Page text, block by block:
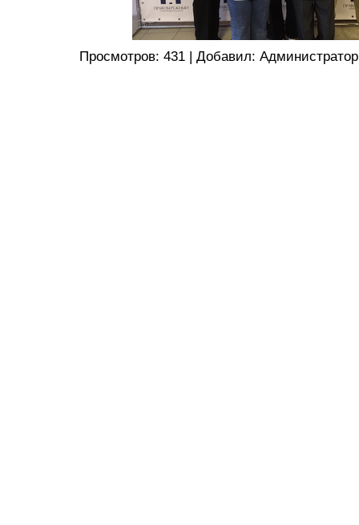
Просмотров: 431 |Добавил: Администратор